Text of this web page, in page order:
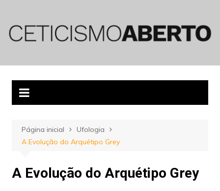
conteúdo
Página inicial
Ufologia
A Evolução do Arquétipo Grey
A Evolução do Arquétipo Grey